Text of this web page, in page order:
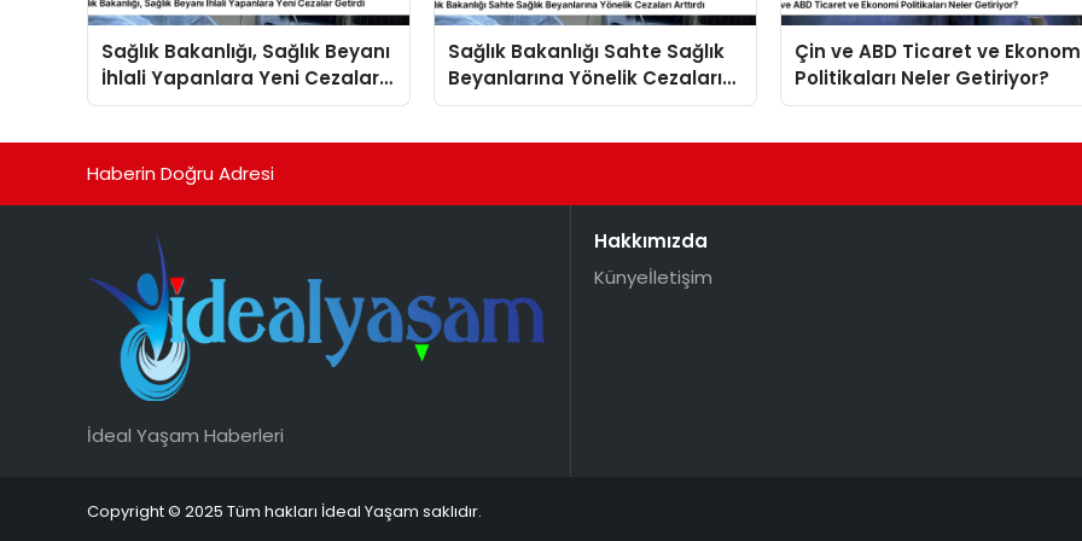
Sağlık Bakanlığı, Sağlık Beyanı
İhlali Yapanlara Yeni Cezalar
Getirdi
Sağlık Bakanlığı Sahte Sağlık
Beyanlarına Yönelik Cezaları
Arttırdı
Çin ve ABD Ticaret ve
Politikaları Neler Getiriyor?
Haberin Doğru Adresi
İdeal Yaşam Haberleri
Hakkımızda
Künyeİletişim
Copyright © 2025 Tüm hakları İdeal Yaşam saklıdır.